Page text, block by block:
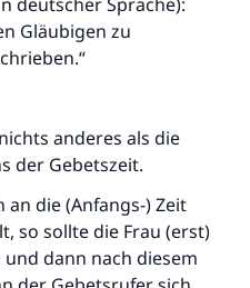
Gläubigen zu
anderes als die
der Gebetszeit.
die (Anfangs-) Zeit
so sollte die Frau (erst)
dann nach diesem
rettete eine
von Islam Q&A
und Frieden auf
hat den Lohn
durchführt."
1893)